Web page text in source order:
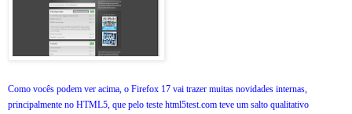
Como vocês podem ver acima, o Firefox 17 vai trazer muitas novidades internas,
principalmente no HTML5, que pelo teste html5test.com teve um salto qualitativo